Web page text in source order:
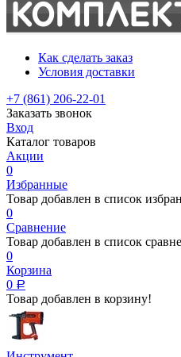
Как сделать заказ
Условия доставки
+7 (861) 206-22-01
Заказать звонок
Вход
Каталог товаров
Акции
0
Избранные
Товар добавлен в список
0
Сравнение
Товар добавлен в список
0
Корзина
0 Р
Товар добавлен в корзину!